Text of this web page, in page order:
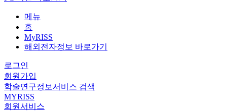
메뉴
홈
MyRISS
해외전자정보 바로가기
로그인
회원가입
학술연구정보서비스 검색
MYRISS
회원서비스